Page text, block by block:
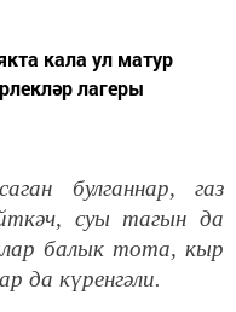
кала ул матур
лагеры
булганнар, газ
суы тагын да
балык тота, кыр
да күренгәли.